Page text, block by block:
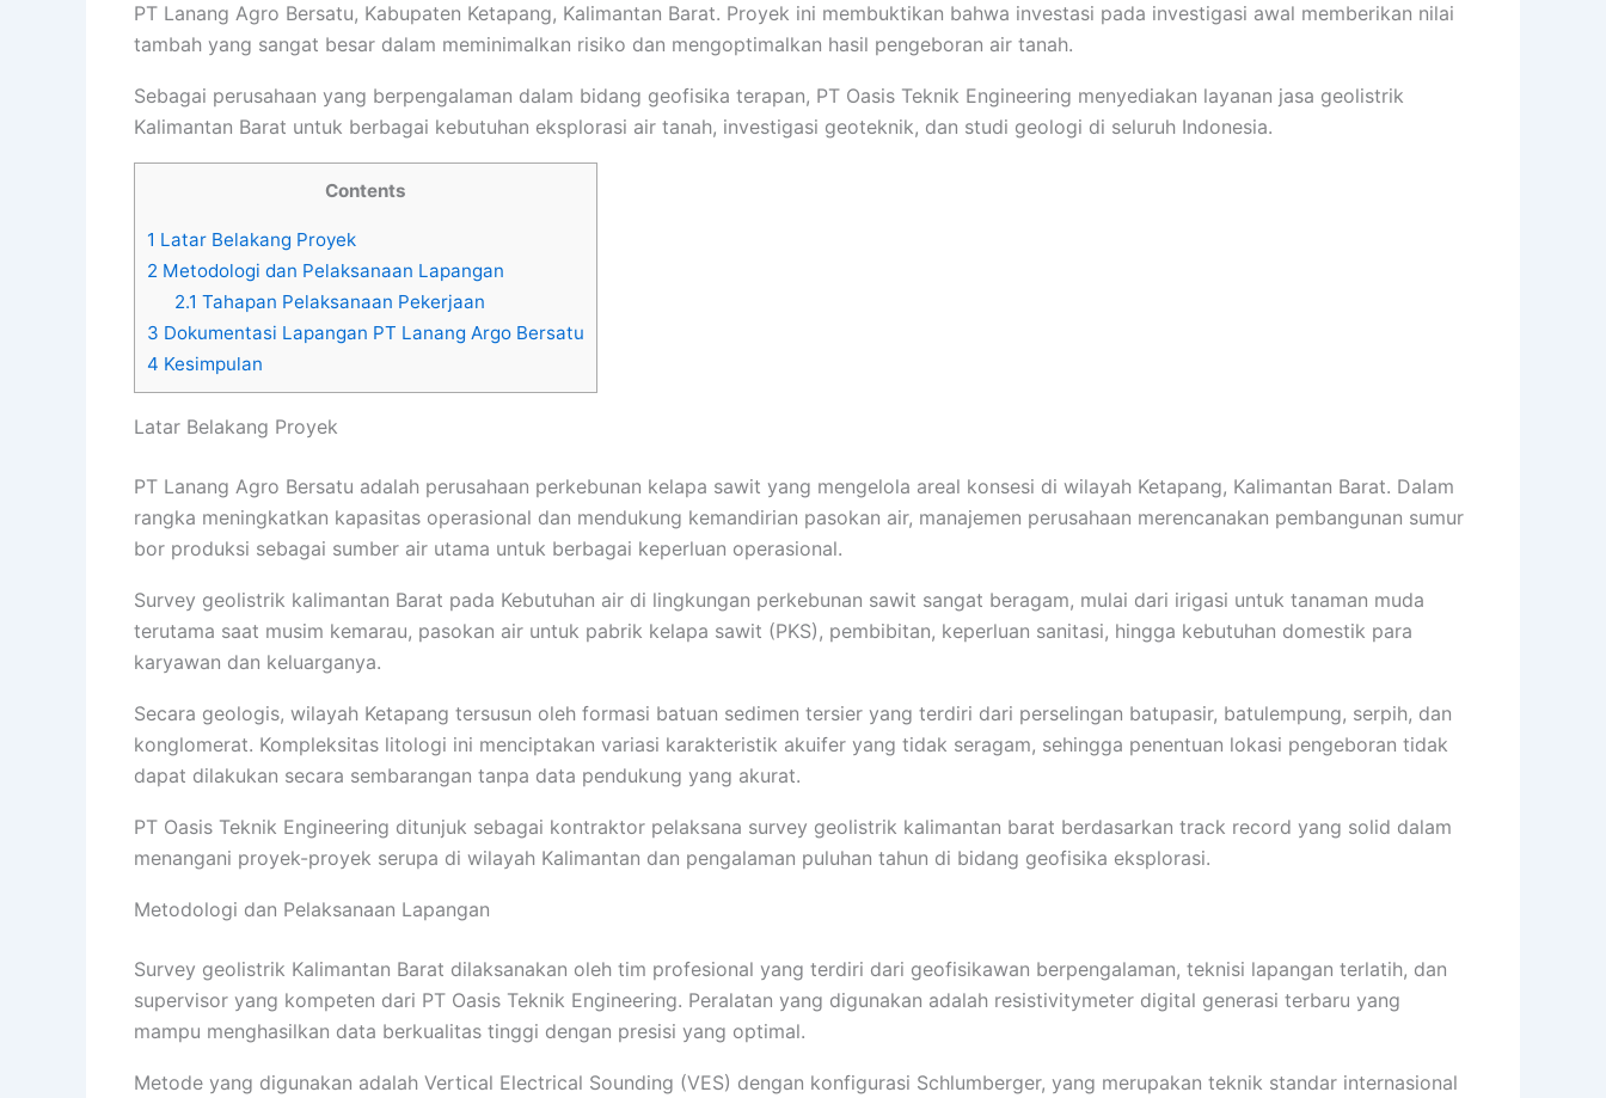
PT Lanang Agro Bersatu, Kabupaten Ketapang, Kalimantan Barat. Proyek ini membuktikan bahwa investasi pada investigasi awal memberikan nilai
tambah yang sangat besar dalam meminimalkan risiko dan mengoptimalkan hasil pengeboran air tanah.
Sebagai perusahaan yang berpengalaman dalam bidang geofisika terapan, PT Oasis Teknik Engineering menyediakan layanan jasa geolistrik
Kalimantan Barat untuk berbagai kebutuhan eksplorasi air tanah, investigasi geoteknik, dan studi geologi di seluruh Indonesia.
Contents
1 Latar Belakang Proyek
2 Metodologi dan Pelaksanaan Lapangan
2.1 Tahapan Pelaksanaan Pekerjaan
3 Dokumentasi Lapangan PT Lanang Argo Bersatu
4 Kesimpulan
Latar Belakang Proyek
PT Lanang Agro Bersatu adalah perusahaan perkebunan kelapa sawit yang mengelola areal konsesi di wilayah Ketapang, Kalimantan Barat. Dalam
rangka meningkatkan kapasitas operasional dan mendukung kemandirian pasokan air, manajemen perusahaan merencanakan pembangunan sumur
bor produksi sebagai sumber air utama untuk berbagai keperluan operasional.
Survey geolistrik kalimantan Barat pada Kebutuhan air di lingkungan perkebunan sawit sangat beragam, mulai dari irigasi untuk tanaman muda
terutama saat musim kemarau, pasokan air untuk pabrik kelapa sawit (PKS), pembibitan, keperluan sanitasi, hingga kebutuhan domestik para
karyawan dan keluarganya.
Secara geologis, wilayah Ketapang tersusun oleh formasi batuan sedimen tersier yang terdiri dari perselingan batupasir, batulempung, serpih, dan
konglomerat. Kompleksitas litologi ini menciptakan variasi karakteristik akuifer yang tidak seragam, sehingga penentuan lokasi pengeboran tidak
dapat dilakukan secara sembarangan tanpa data pendukung yang akurat.
PT Oasis Teknik Engineering ditunjuk sebagai kontraktor pelaksana survey geolistrik kalimantan barat berdasarkan track record yang solid dalam
menangani proyek-proyek serupa di wilayah Kalimantan dan pengalaman puluhan tahun di bidang geofisika eksplorasi.
Metodologi dan Pelaksanaan Lapangan
Survey geolistrik Kalimantan Barat dilaksanakan oleh tim profesional yang terdiri dari geofisikawan berpengalaman, teknisi lapangan terlatih, dan
supervisor yang kompeten dari PT Oasis Teknik Engineering. Peralatan yang digunakan adalah resistivitymeter digital generasi terbaru yang
mampu menghasilkan data berkualitas tinggi dengan presisi yang optimal.
Metode yang digunakan adalah Vertical Electrical Sounding (VES) dengan konfigurasi Schlumberger, yang merupakan teknik standar internasional